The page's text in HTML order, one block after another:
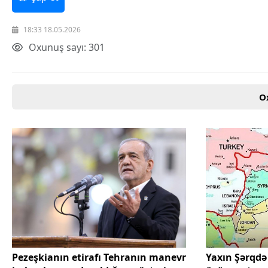
18:33 18.05.2026
Oxunuş sayı: 301
Pezeşkianın etirafı Tehranın manevr
Yaxın